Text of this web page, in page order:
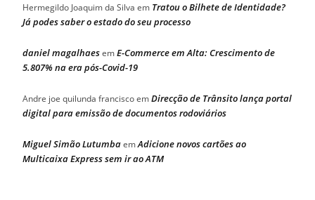
Hermegildo Joaquim da Silva em Tratou o Bilhete de Identidade?
Já podes saber o estado do seu processo
daniel magalhaesemE-Commerce em Alta: Crescimento de
5.807% na era pós-Covid-19
Andre joe quilunda franciscoemDirecção de Trânsito lança portal
digital para emissão de documentos rodoviários
Miguel Simão LutumbaemAdicione novos cartões ao
Multicaixa Express sem ir ao ATM